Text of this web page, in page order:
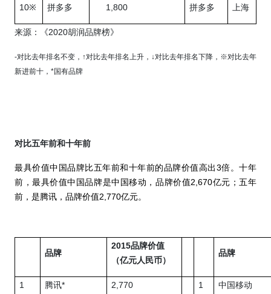
10※ 拼多多 1,800 拼多多 上海
来源：《2020胡润品牌榜》
-对比去年排名不变， ↑对比去年排名上升， ↓对比去年排名下降， ※对比去年
新进前十， *国有品牌
对比五年前和十年前
最具价值中国品牌比五年前和十年前的品牌价值高出 3倍。十年
前，最具价值中国品牌是中国移动，品牌价值2,670亿元；五年
前，是腾讯，品牌价值2,770亿元。
品牌
2015品牌价值
（亿元人民币）
品牌
1 腾讯* 2,770 1 中国移动